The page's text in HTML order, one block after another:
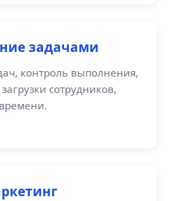
задачами
контроль выполнения,
сотрудников,